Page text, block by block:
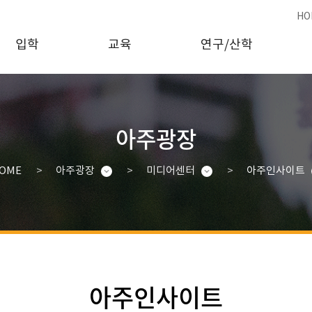
입학 교육 연구/산학
아주광장
아주광장 미디어센터 아주인사이트
아주인사이트